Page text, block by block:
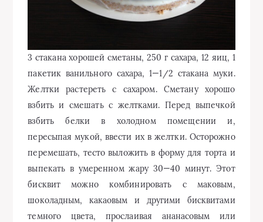
3 стакана хорошей сметаны, 250 г сахара, 12 яиц, 1
пакетик ванильного сахара, 1—1/2 стакана муки.
Желтки растереть с сахаром. Сметану хорошо
взбить и смешать с желтками. Перед выпечкой
взбить белки в холодном помещении и,
пересыпая мукой, ввести их в желтки. Осторожно
перемешать, тесто выложить в форму для торта и
выпекать в умеренном жару 30—40 минут. Этот
бисквит можно комбинировать с маковым,
шоколадным, какаовым и другими бисквитами
темного цвета, прослаивая ананасовым или